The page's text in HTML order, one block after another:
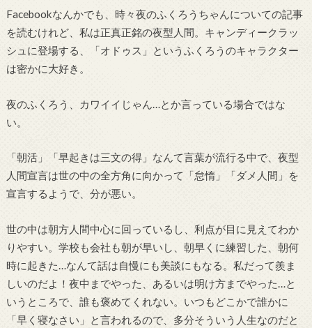
Facebookなんかでも、時々夜のふくろうちゃんについての記事
を読むけれど、私は正真正銘の夜型人間。キャンディークラッ
シュに登場する、「オドゥス」というふくろうのキャラクター
は密かに大好き。
夜のふくろう、カワイイじゃん…とか言っている場合ではな
い。
「朝活」「早起きは三文の得」なんて言葉が流行る中で、夜型
人間宣言は世の中の全方角に向かって「怠惰」「ダメ人間」を
宣言するようで、分が悪い。
世の中は朝方人間中心に回っているし、利点が目に見えてわか
りやすい。学校も会社も朝が早いし、朝早くに練習した、朝何
時に起きた…なんて話は自慢にも美談にもなる。私だって羨ま
しいのだよ！夜中までやった、あるいは明け方までやった…と
いうところで、誰も褒めてくれない。いつもどこかで誰かに
「早く寝なさい」と言われるので、多分そういう人生なのだと